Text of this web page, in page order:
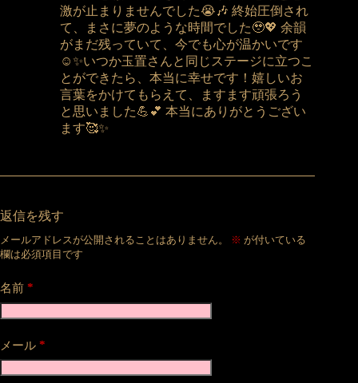
激が止まりませんでした😭🎶 終始圧倒され
て、まさに夢のような時間でした🥹💖 余韻
がまだ残っていて、今でも心が温かいです
☺️✨いつか玉置さんと同じステージに立つこ
とができたら、本当に幸せです！嬉しいお
言葉をかけてもらえて、ますます頑張ろう
と思いました💪💕 本当にありがとうござい
ます🥰✨
返信を残す
メールアドレスが公開されることはありません。 ※ が付いている
欄は必須項目です
名前 *
メール *